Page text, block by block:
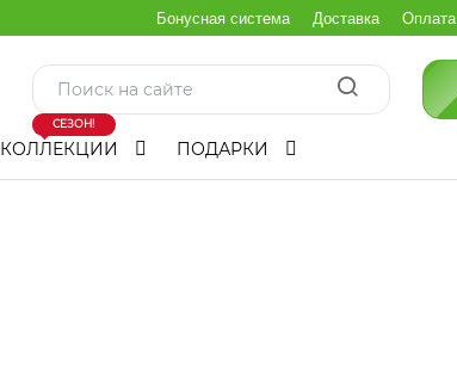
Бонусная система Доставка Оплата
КОЛЛЕКЦИИ
СЕЗОН!
ПОДАРКИ